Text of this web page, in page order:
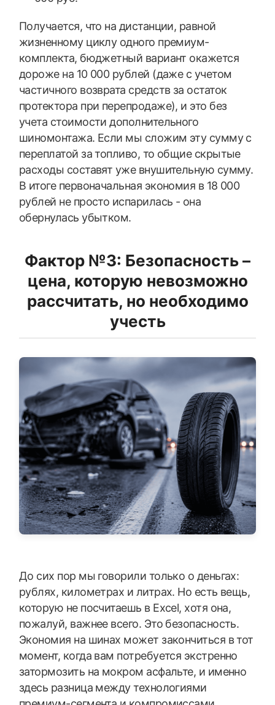
Получается, что на дистанции, равной
жизненному циклу одного премиум-
комплекта, бюджетный вариант окажется
дороже на 10 000 рублей (даже с учетом
частичного возврата средств за остаток
протектора при перепродаже), и это без
учета стоимости дополнительного
шиномонтажа. Если мы сложим эту сумму с
переплатой за топливо, то общие скрытые
расходы составят уже внушительную сумму.
В итоге первоначальная экономия в 18 000
рублей не просто испарилась - она
обернулась убытком.
Фактор №3: Безопасность –
цена, которую невозможно
рассчитать, но необходимо
учесть
До сих пор мы говорили только о деньгах:
рублях, километрах и литрах. Но есть вещь,
которую не посчитаешь в Excel, хотя она,
пожалуй, важнее всего. Это безопасность.
Экономия на шинах может закончиться в тот
момент, когда вам потребуется экстренно
затормозить на мокром асфальте, и именно
здесь разница между технологиями